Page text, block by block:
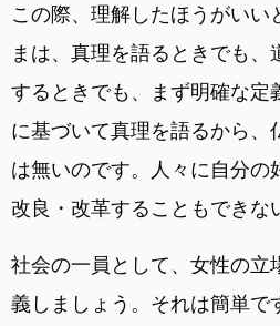
この際、理解したほうがいい
まは、真理を語るときでも、
するときでも、まず明確な定
に基づいて真理を語るから、
は無いのです。人々に自分の
改良・改革することもできな
社会の一員として、女性の立
義しましょう。それは簡単で